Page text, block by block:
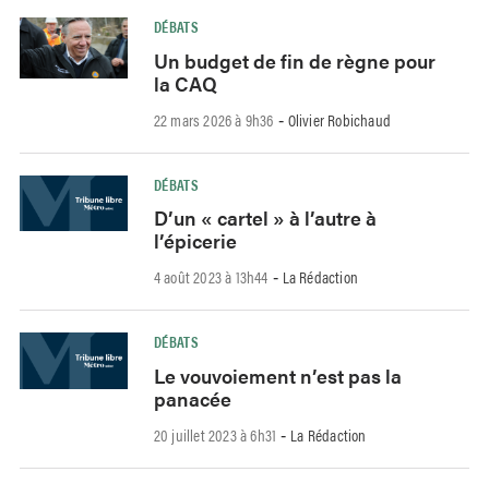
DÉBATS
Un budget de fin de règne pour
la CAQ
22 mars 2026 à 9h36 - Olivier Robichaud
DÉBATS
D’un « cartel » à l’autre à
l’épicerie
4 août 2023 à 13h44 - La Rédaction
DÉBATS
Le vouvoiement n’est pas la
panacée
20 juillet 2023 à 6h31 - La Rédaction